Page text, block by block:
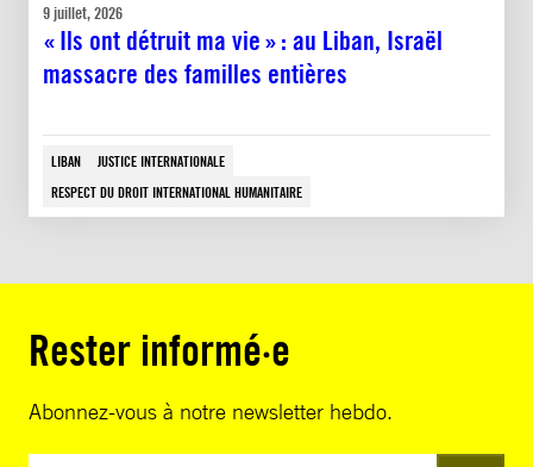
9 juillet, 2026
« Ils ont détruit ma vie » : au Liban, Israël
massacre des familles entières
LIBAN
JUSTICE INTERNATIONALE
RESPECT DU DROIT INTERNATIONAL HUMANITAIRE
Rester informé·e
Abonnez-vous à notre newsletter hebdo.